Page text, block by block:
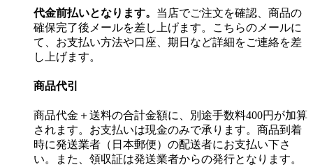
代金前払いとなります。 当店でご注文を確認、商品の
確保完了後メールを差し上げます。こちらのメールに
て、お支払い方法や口座、期日など詳細をご連絡を差
し上げます。
商品代引
商品代金＋送料の合計金額に、別途手数料400円が加算
されます。お支払いは現金のみで承ります。商品到着
時に発送業者（日本郵便）の配送者にお支払い下さ
い。また、領収証は発送業者からの発行となります。